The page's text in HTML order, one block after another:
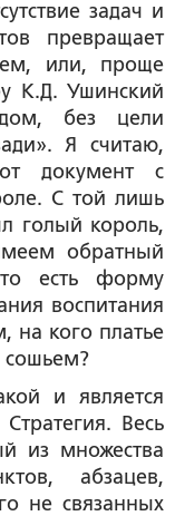
задач и
превращает
или, проще
К.Д. Ушинский
без цели
Я считаю,
документ с
С той лишь
голый король,
обратный
есть форму
воспитания
кого платье
сошьем?
является
Весь
из множества
абзацев,
не связанных